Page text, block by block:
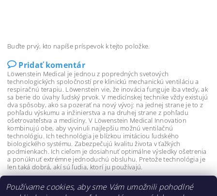
Buďte prvý, kto napíše príspevok k tejto položke.
Pridať komentár
Löwenstein Medical je jednou z popredných svetových
technologických spoločností pre klinickú mechanickú ventiláciu a
respiračnú terapiu. Löwenstein vie, že inovácia funguje iba vtedy, ak
sa berie do úvahy ľudský prvok. V medicínskej technike vždy existujú
dva spôsoby, ako sa pozerať na nový vývoj: na jednej strane je to z
pohľadu výskumu a inžinierstva a na druhej strane z pohľadu
ošetrovateľstva a medicíny. V Löwenstein Medical Innovation
kombinujú obe, aby vyvinuli najlepšiu možnú ventilačnú
technológiu. Ich technológia je blízkou imitáciou ľudského
biologického systému. Zabezpečujú kvalitu života v ťažkých
podmienkach. Ich cieľom je dosiahnuť optimálne výsledky ošetrenia
a ponúknuť extrémne jednoduchú obsluhu. Pretože technológia je
len taká dobrá, akí sú ľudia, ktorí ju používajú.
Používame cookies, aby sme Vám umožnili pohodlné